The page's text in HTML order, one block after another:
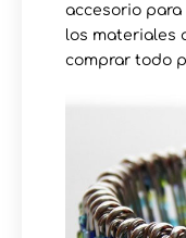
accesorio
los materiales
comprar todo